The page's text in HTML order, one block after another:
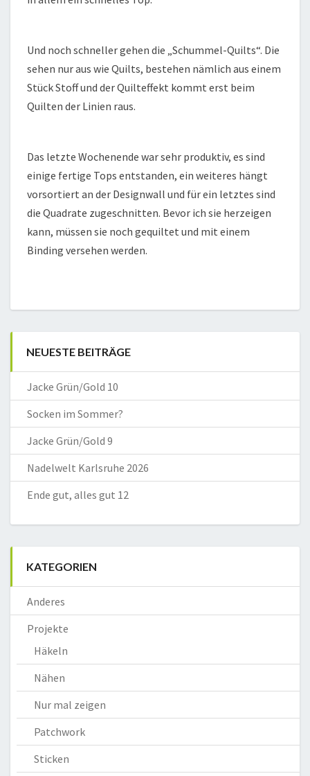
Und noch schneller gehen die „Schummel-Quilts“. Die
sehen nur aus wie Quilts, bestehen nämlich aus einem
Stück Stoff und der Quilteffekt kommt erst beim
Quilten der Linien raus.
Das letzte Wochenende war sehr produktiv, es sind
einige fertige Tops entstanden, ein weiteres hängt
vorsortiert an der Designwall und für ein letztes sind
die Quadrate zugeschnitten. Bevor ich sie herzeigen
kann, müssen sie noch gequiltet und mit einem
Binding versehen werden.
NEUESTE BEITRÄGE
Jacke Grün/Gold 10
Socken im Sommer?
Jacke Grün/Gold 9
Nadelwelt Karlsruhe 2026
Ende gut, alles gut 12
KATEGORIEN
Anderes
Projekte
Häkeln
Nähen
Nur mal zeigen
Patchwork
Sticken